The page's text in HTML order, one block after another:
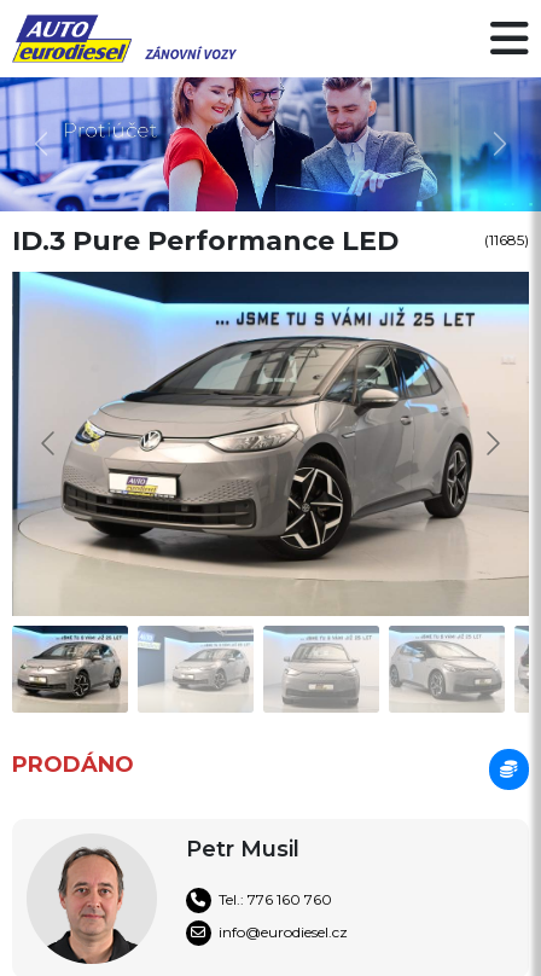
Předchozí Další
ID.3 Pure Performance LED (11685)
PRODÁNO
Petr Musil
Tel.: 776 160 760
info@eurodiesel.cz